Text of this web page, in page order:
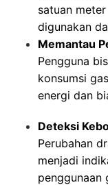
satuan
digunakan
Memantau
Pengguna
konsumsi
energi dan
Deteksi
Perubahan
menjadi
penggunaan